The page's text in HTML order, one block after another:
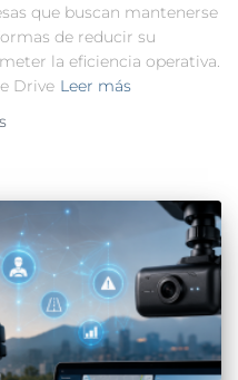
que buscan mantenerse
de reducir su
la eficiencia operativa.
Drive Leer más